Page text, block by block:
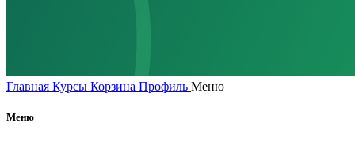
Главная Курсы Корзина Профиль Меню
Меню